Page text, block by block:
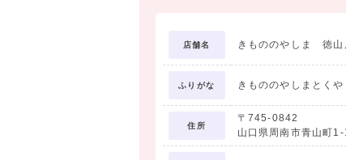
店舗名 きもののやしま 徳山
ふりがな きもののやしまとくや
住所
〒745-0842
山口県周南市青山町